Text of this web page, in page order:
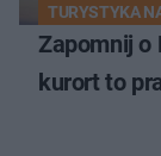
TURYSTYKA
Zapomnij o
kurort to